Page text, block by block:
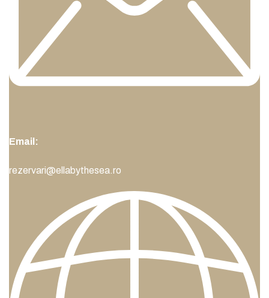
Email:
rezervari@ellabythesea.ro